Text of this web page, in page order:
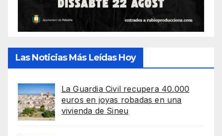
Las Noticias Más Leídas Hoy
La Guardia Civil recupera 40.000
euros en joyas robadas en una
vivienda de Sineu